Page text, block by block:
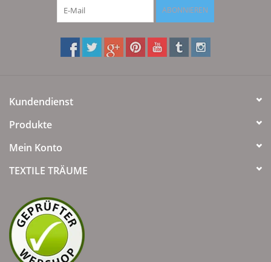
ABONNIEREN
Kundendienst
Produkte
Mein Konto
TEXTILE TRÄUME